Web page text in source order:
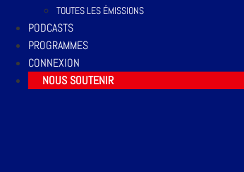
TOUTES LES ÉMISSIONS
PODCASTS
PROGRAMMES
CONNEXION
NOUS SOUTENIR